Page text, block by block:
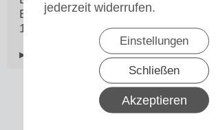
jederzeit widerrufen.
Einstellungen
Schließen
Akzeptieren
Behältererkennung unter der
10 Serie ab Baujahr 2000.
▸Widerrufsbelehrung